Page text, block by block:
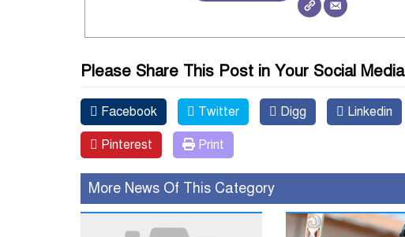
Please Share This Post in Your Social Media
Facebook Twitter Digg Linkedin
Pinterest Print
More News Of This Category